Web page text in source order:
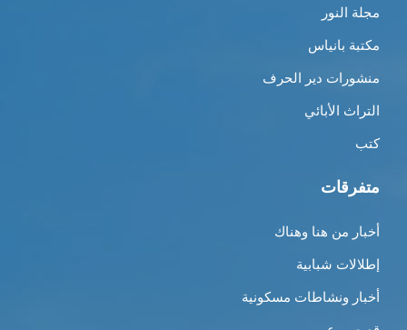
مجلة النور
مكتبة بانياس
منشورات دير الحرف
التراث الأبائي
كتب
متفرقات
أخبار من هنا وهناك
إطلالات شبابية
أخبار ونشاطات مسكونية